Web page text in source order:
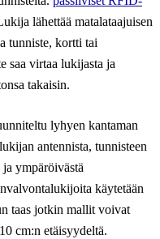
lähettää matalataajuisen
tunniste, kortti tai
saa virtaa lukijasta ja
takaisin.
lyhyen kantaman
antennista, tunnisteen
ympäröivästä
käytetään
taas jotkin mallit voivat
cm:n etäisyydeltä.